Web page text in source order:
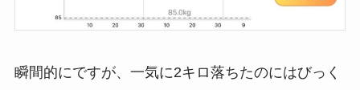
瞬間的にですが、一気に2キロ落ちたのにはびっく